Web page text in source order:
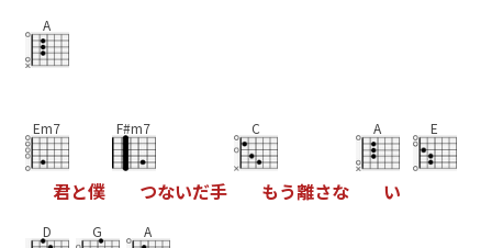
A
Em7
君と僕
F#m7
つないだ手
C
もう離さな
A
い
E
D G A